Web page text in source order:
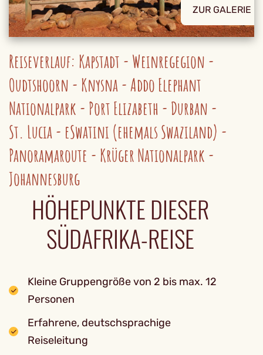
ZUR GALERIE
Reiseverlauf: Kapstadt - Weinregegion -
Oudtshoorn - Knysna - Addo Elephant
Nationalpark - Port Elizabeth - Durban -
St. Lucia - eSwatini (ehemals Swaziland) -
Panoramaroute - Krüger Nationalpark -
Johannesburg
HÖHEPUNKTE DIESER
SÜDAFRIKA-REISE
Kleine Gruppengröße von 2 bis max. 12
Personen
Erfahrene, deutschsprachige
Reiseleitung